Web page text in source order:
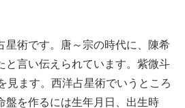
星術です。唐～宗の時代に、陳希
と言い伝えられています。紫微斗
見ます。西洋占星術でいうところ
盤を作るには生年月日、出生時